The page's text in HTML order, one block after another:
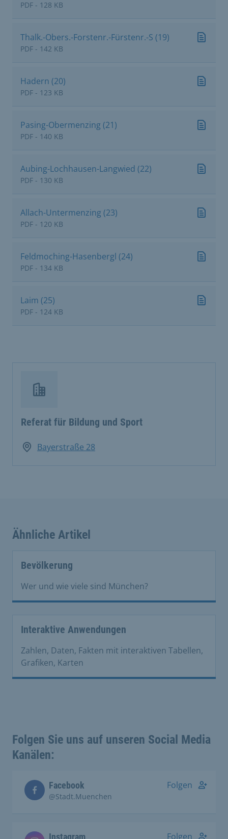
PDF - 128 KB
Thalk.-Obers.-Forstenr.-Fürstenr.-S (19)
PDF - 142 KB
Hadern (20)
PDF - 123 KB
Pasing-Obermenzing (21)
PDF - 140 KB
Aubing-Lochhausen-Langwied (22)
PDF - 130 KB
Allach-Untermenzing (23)
PDF - 120 KB
Feldmoching-Hasenbergl (24)
PDF - 134 KB
Laim (25)
PDF - 124 KB
Referat für Bildung und Sport
Bayerstraße 28
Ähnliche Artikel
Bevölkerung
Wer und wie viele sind München?
Interaktive Anwendungen
Zahlen, Daten, Fakten mit interaktiven Tabellen,
Grafiken, Karten
Folgen Sie uns auf unseren Social Media
Kanälen:
Facebook
@Stadt.Muenchen
Folgen
Folgen